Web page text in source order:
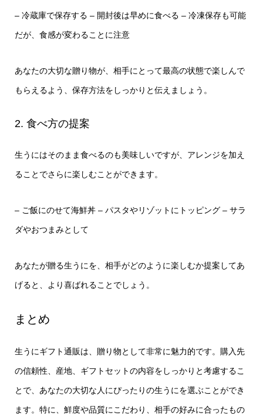
– 冷蔵庫で保存する – 開封後は早めに食べる – 冷凍保存も可能
だが、食感が変わることに注意
あなたの大切な贈り物が、相手にとって最高の状態で楽しんで
もらえるよう、保存方法をしっかりと伝えましょう。
2. 食べ方の提案
生うにはそのまま食べるのも美味しいですが、アレンジを加え
ることでさらに楽しむことができます。
– ご飯にのせて海鮮丼– パスタやリゾットにトッピング– サラ
ダやおつまみとして
あなたが贈る生うにを、相手がどのように楽しむか提案してあ
げると、より喜ばれることでしょう。
まとめ
生うにギフト通販は、贈り物として非常に魅力的です。購入先
の信頼性、産地、ギフトセットの内容をしっかりと考慮するこ
とで、あなたの大切な人にぴったりの生うにを選ぶことができ
ます。特に、鮮度や品質にこだわり、相手の好みに合ったもの